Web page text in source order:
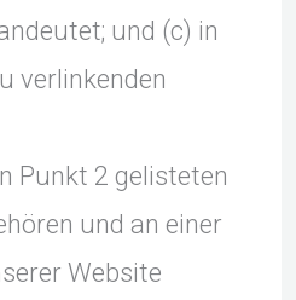
und (c) in
verlinkenden
Punkt 2 gelisteten
und an einer
Website